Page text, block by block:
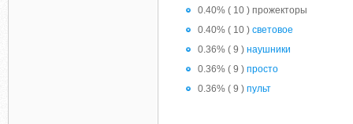
0.40% ( 10 ) прожекторы
0.40% ( 10 ) световое
0.36% ( 9 ) наушники
0.36% ( 9 ) просто
0.36% ( 9 ) пульт